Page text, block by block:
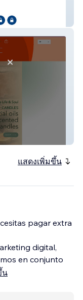
แสดงเพิ่มขึ้น
pagar extra
digital,
en conjunto
น